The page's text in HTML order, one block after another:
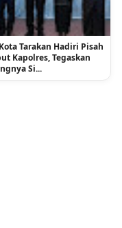
Tarakan Hadiri Pisah
Kapolres, Tegaskan
Si...